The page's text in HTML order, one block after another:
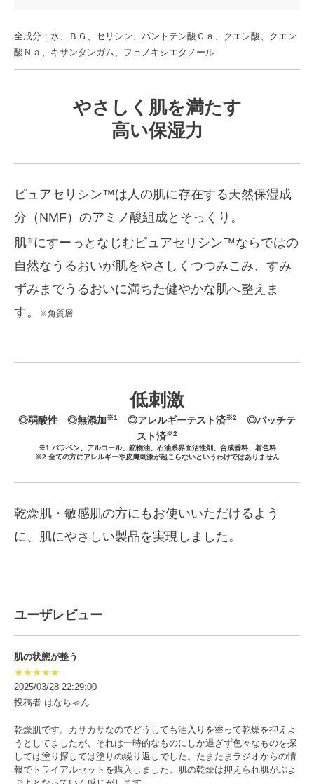
全成分：水、ＢＧ、セリシン、パントテン酸Ｃａ、クエン酸、クエン
酸Ｎａ、キサンタンガム、フェノキシエタノール
やさしく肌を満たす
高い保湿力
ピュアセリシン™は人の肌に存在する天然保湿成
分（NMF）のアミノ酸組成とそっくり。
肌※にすーっとなじむピュアセリシン™ならではの
自然なうるおいが肌をやさしくつつみこみ、すみ
ずみまでうるおいに満ちた健やかな肌へ整えま
す。
※角質層
低刺激
◎弱酸性 ◎無添加※1 ◎アレルギーテスト済※2
◎パッチテ
スト済※2
※1 パラベン、アルコール、鉱物油、石油系界面活性剤、合成香料、着色料
※2 全ての方にアレルギーや皮膚刺激が起こらないというわけではありません
乾燥肌・敏感肌の方にもお使いいただけるよう
に、肌にやさしい製品を実現しました。
ユーザレビュー
肌の状態が整う
★★★★★
2025/03/28 22:29:00
投稿者:はなちゃん
乾燥肌です。カサカサなのでどうしても油入りを塗って乾燥を抑えよ
うとしてましたが、それは一時的なものにしか過ぎず色々なものを探
しては塗り探しては塗りの繰り返しでした。たまたまラジオからの情
報でトライアルセットを購入しました。肌の乾燥は抑えられ肌がぷよ